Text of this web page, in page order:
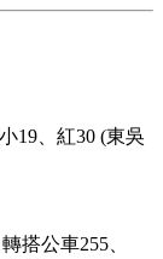
19、紅30 (東吳
搭公車255、